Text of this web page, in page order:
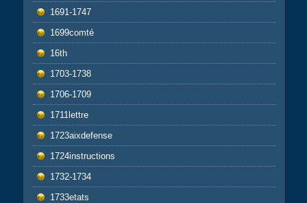
1691-1747
1699comté
16th
1703-1738
1706-1709
1711lettre
1723aixdefense
1724instructions
1732-1734
1733etats